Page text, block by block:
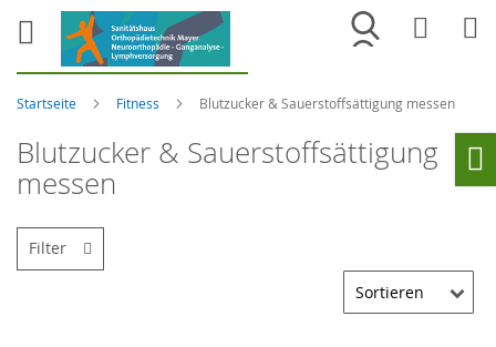
Merkliste
Startseite Fitness Blutzucker & Sauerstoffsättigung messen
Blutzucker & Sauerstoffsättigung
messen
Filter